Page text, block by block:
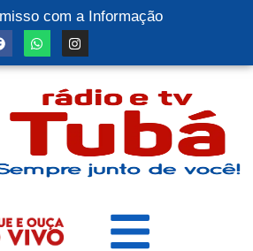
com a Informação